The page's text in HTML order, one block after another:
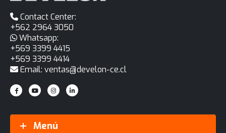
Contact Center:
+562 2964 3050
Whatsapp:
+569 3399 4415
+569 3399 4414
Email: ventas@develon-ce.cl
Menú